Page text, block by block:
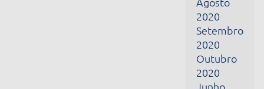
2021
Dezembro
2021
Janeiro
2022
Fevereiro